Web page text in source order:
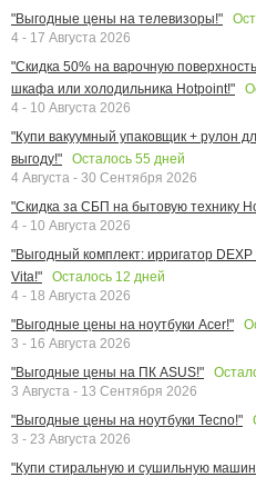
"Выгодные цены на телевизоры!"
4 - 17 Августа 2026
"Скидка 50% на варочную
шкафа или холодильника Hotpoint!"
4 - 10 Августа 2026
"Купи вакуумный упаковщик + рулон
выгоду!"
Осталось 55 дней
4 Августа - 30 Сентября 2026
"Скидка за СБП на бытовую технику
4 - 10 Августа 2026
"Выгодный комплект: ирригатор
Vita!"
Осталось 12 дней
4 - 18 Августа 2026
"Выгодные цены на ноутбуки Acer!"
3 - 16 Августа 2026
"Выгодные цены на ПК ASUS!"
3 Августа - 13 Сентября 2026
"Выгодные цены на ноутбуки Tecno!"
3 - 23 Августа 2026
"Купи стиральную и сушильную